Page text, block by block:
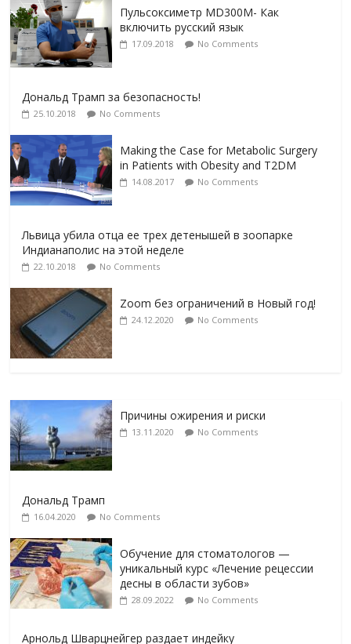
Пульсоксиметр MD300M- Как
включить русский язык
17.09.2018 No Comments
Дональд Трамп за безопасность!
25.10.2018 No Comments
Making the Case for Metabolic Surgery
in Patients with Obesity and T2DM
14.08.2017 No Comments
Львица убила отца ее трех детенышей в зоопарке
Индианаполис на этой неделе
22.10.2018 No Comments
Zoom без ограничений в Новый год!
24.12.2020 No Comments
Причины ожирения и риски
13.11.2020 No Comments
Дональд Трамп
16.04.2020 No Comments
Обучение для стоматологов —
уникальный курс «Лечение рецессии
десны в области зубов»
28.09.2022 No Comments
Арнольд Шварцнейгер раздает индейку